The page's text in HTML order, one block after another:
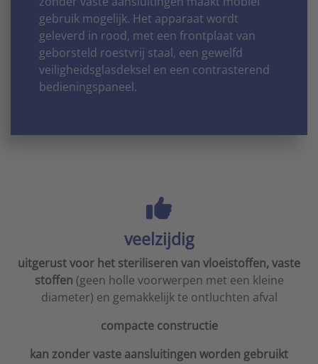
gebruik mogelijk. Het apparaat wordt
geleverd in rood, met een frontplaat van
geborsteld roestvrij staal, een gewelfd
veiligheidsglasdeksel en een contrasterend
bedieningspaneel.
veelzijdig
uitgerust voor het steriliseren van vloeistoffen, vaste
stoffen (geen holle voorwerpen met een kleine
diameter) en gemakkelijk te ontluchten afval
compacte constructie
kan zonder vaste aansluitingen worden gebruikt